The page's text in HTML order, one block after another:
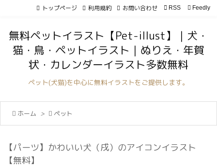


サイド

トップページ 利用規約 お問い合わせ  RSS Feedly
無料ペットイラスト【Pet-illust】｜犬・
猫・鳥・ペットイラスト｜ぬりえ・年賀
状・カレンダーイラスト多数無料
ペット(犬猫)を中心に無料イラストをご提供します。
 ホーム >  ペット
【パーツ】かわいい犬（戌）のアイコンイラスト
【無料】